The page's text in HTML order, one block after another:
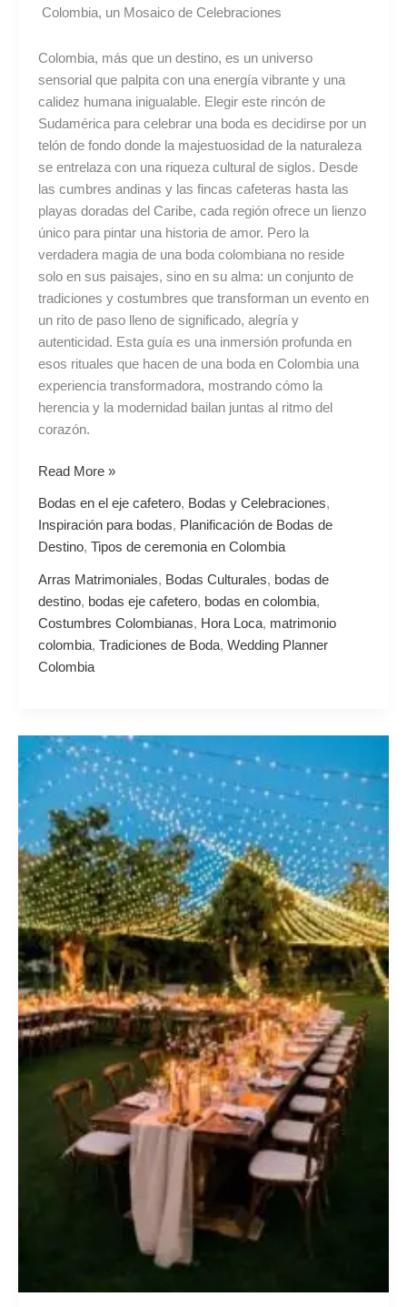
Colombia, un Mosaico de Celebraciones
Colombia, más que un destino, es un universo
sensorial que palpita con una energía vibrante y una
calidez humana inigualable. Elegir este rincón de
Sudamérica para celebrar una boda es decidirse por un
telón de fondo donde la majestuosidad de la naturaleza
se entrelaza con una riqueza cultural de siglos. Desde
las cumbres andinas y las fincas cafeteras hasta las
playas doradas del Caribe, cada región ofrece un lienzo
único para pintar una historia de amor. Pero la
verdadera magia de una boda colombiana no reside
solo en sus paisajes, sino en su alma: un conjunto de
tradiciones y costumbres que transforman un evento en
un rito de paso lleno de significado, alegría y
autenticidad. Esta guía es una inmersión profunda en
esos rituales que hacen de una boda en Colombia una
experiencia transformadora, mostrando cómo la
herencia y la modernidad bailan juntas al ritmo del
corazón.
Read More »
Bodas en el eje cafetero, Bodas y Celebraciones,
Inspiración para bodas, Planificación de Bodas de
Destino, Tipos de ceremonia en Colombia
Arras Matrimoniales, Bodas Culturales, bodas de
destino, bodas eje cafetero, bodas en colombia,
Costumbres Colombianas, Hora Loca, matrimonio
colombia, Tradiciones de Boda, Wedding Planner
Colombia
¿Cómo
organizar
una
boda
aire
libre?